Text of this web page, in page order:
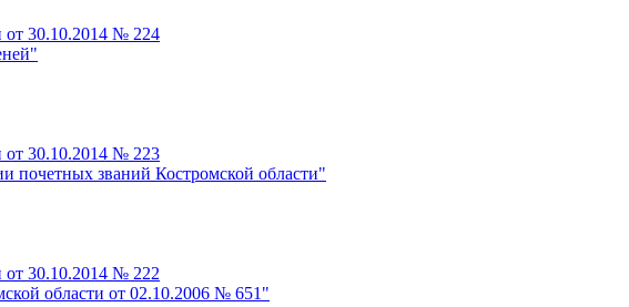
от 30.10.2014 № 224
от 30.10.2014 № 223
почетных званий Костромской области"
от 30.10.2014 № 222
области от 02.10.2006 № 651"